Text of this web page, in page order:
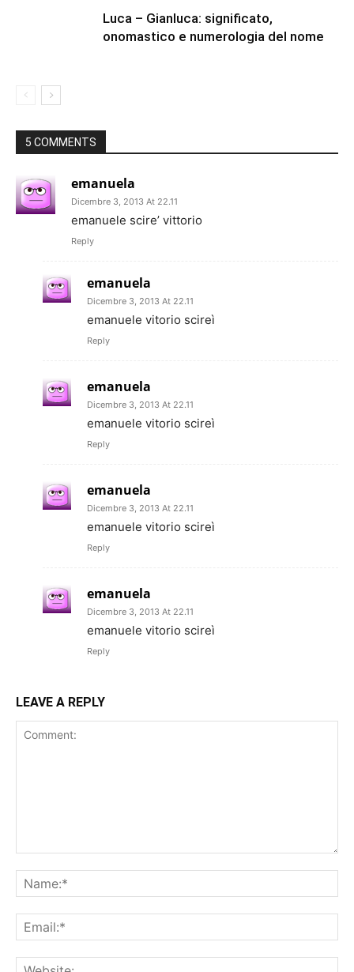
Luca – Gianluca: significato,
onomastico e numerologia del nome
5 COMMENTS
emanuela
Dicembre 3, 2013 At 22.11
emanuele scire’ vittorio
Reply
emanuela
Dicembre 3, 2013 At 22.11
emanuele vitorio scireì
Reply
emanuela
Dicembre 3, 2013 At 22.11
emanuele vitorio scireì
Reply
emanuela
Dicembre 3, 2013 At 22.11
emanuele vitorio scireì
Reply
emanuela
Dicembre 3, 2013 At 22.11
emanuele vitorio scireì
Reply
LEAVE A REPLY